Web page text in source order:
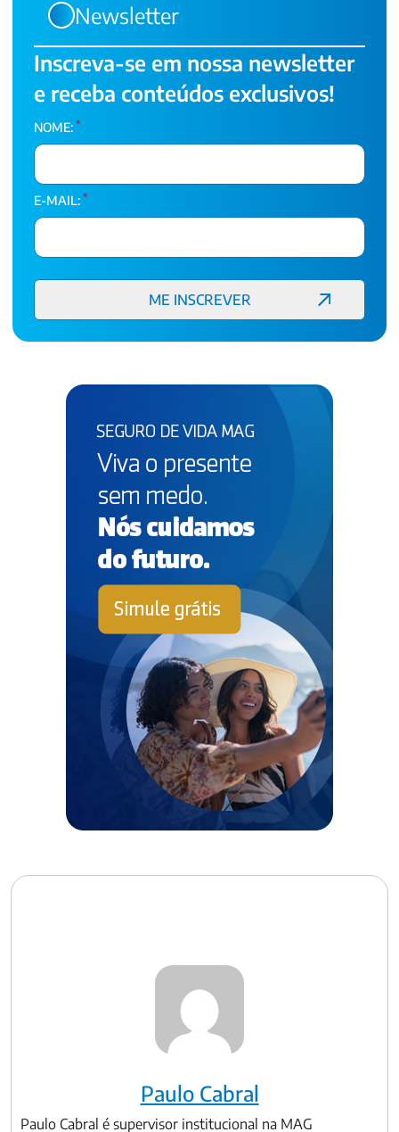
Newsletter
Inscreva-se em nossa newsletter
e receba conteúdos exclusivos!
NOME: *
E-MAIL: *
Paulo Cabral
Paulo Cabral é supervisor institucional na MAG